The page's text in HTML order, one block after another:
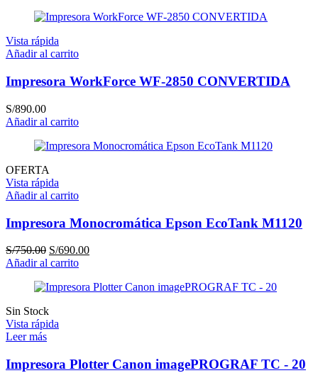
Vista rápida
Añadir al carrito
Impresora WorkForce WF-2850 CONVERTIDA
S/890.00
Añadir al carrito
OFERTA
Vista rápida
Añadir al carrito
Impresora Monocromática Epson EcoTank M1120
S/750.00 El
precio
era:
S/690.00El
es:
Añadir al carrito
Sin Stock
Vista rápida
Leer más
Impresora Plotter Canon imagePROGRAF TC - 20